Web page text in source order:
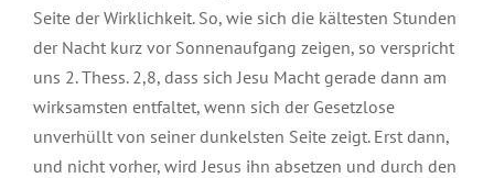
Seite der Wirklichkeit. So, wie sich die kältesten Stunden
der Nacht kurz vor Sonnenaufgang zeigen, so verspricht
uns 2. Thess. 2,8, dass sich Jesu Macht gerade dann am
wirksamsten entfaltet, wenn sich der Gesetzlose
unverhüllt von seiner dunkelsten Seite zeigt. Erst dann,
und nicht vorher, wird Jesus ihn absetzen und durch den